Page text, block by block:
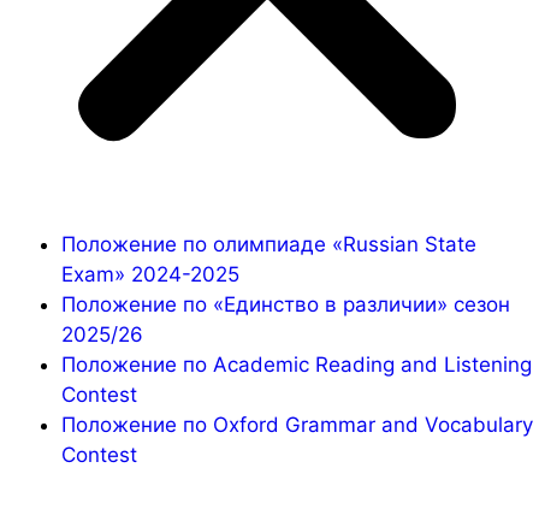
Положение по олимпиаде «Russian State
Exam» 2024-2025
Положение по «Единство в различии» сезон
2025/26
Положение по Academic Reading and Listening
Contest
Положение по Oxford Grammar and Vocabulary
Contest